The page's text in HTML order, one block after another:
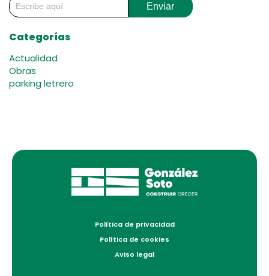
Enviar
Categorías
Actualidad
Obras
parking letrero
Política de privacidad
Política de cookies
Aviso legal